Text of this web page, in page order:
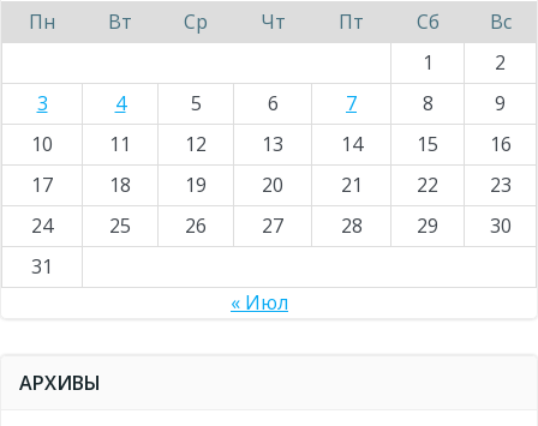
Пн
Вт Ср Чт Пт Сб
Вс
1
2
3
4 5 6 7 8
9
10
11 12 13 14 15
16
17
18 19 20 21 22
23
24
25 26 27 28 29
30
31
« Июл
АРХИВЫ